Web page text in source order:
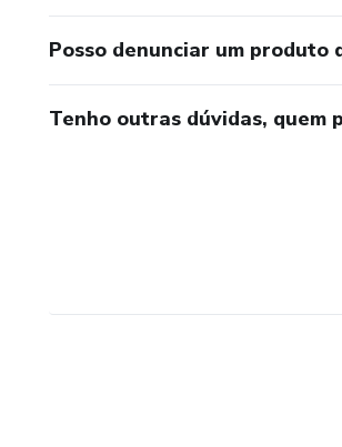
Posso denunciar um produto
Tenho outras dúvidas, quem